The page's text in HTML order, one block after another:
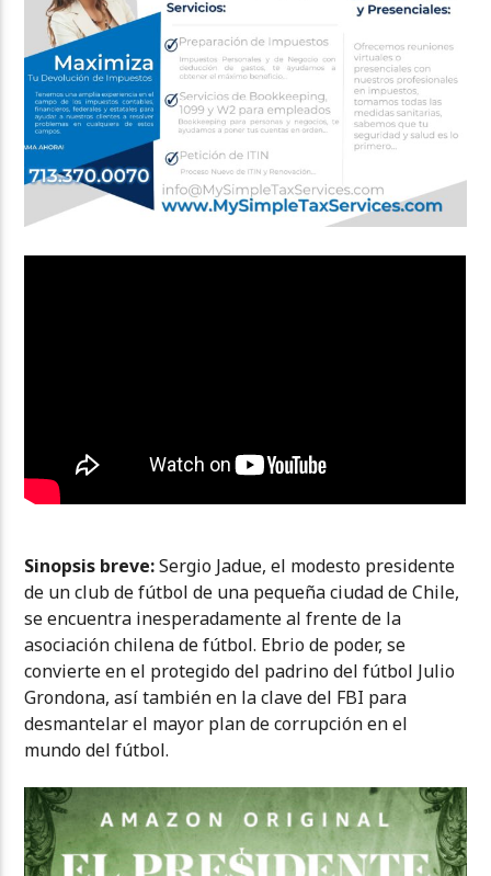
Sinopsis breve:Sergio Jadue, el modesto presidente
de un club de fútbol de una pequeña ciudad de Chile,
se encuentra inesperadamente al frente de la
asociación chilena de fútbol. Ebrio de poder, se
convierte en el protegido del padrino del fútbol Julio
Grondona, así también en la clave del FBI para
desmantelar el mayor plan de corrupción en el
mundo del fútbol.